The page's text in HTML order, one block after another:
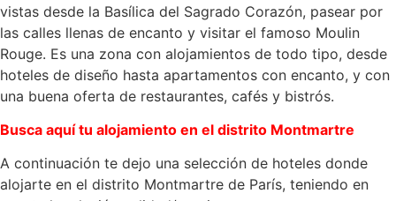
vistas desde la Basílica del Sagrado Corazón, pasear por
las calles llenas de encanto y visitar el famoso Moulin
Rouge. Es una zona con alojamientos de todo tipo, desde
hoteles de diseño hasta apartamentos con encanto, y con
una buena oferta de restaurantes, cafés y bistrós.
Busca aquí tu alojamiento en el distrito Montmartre
A continuación te dejo una selección de hoteles donde
alojarte en el distrito Montmartre de París, teniendo en